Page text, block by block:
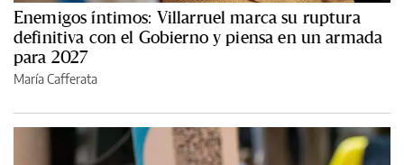
Enemigos íntimos: Villarruel marca su ruptura
definitiva con el Gobierno y piensa en un armada
para 2027
María Cafferata